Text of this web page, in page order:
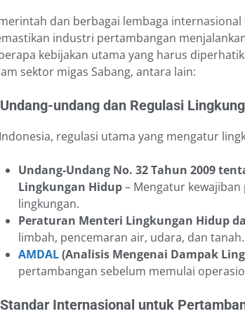
dan berbagai lembaga
industri pertambangan
kebijakan utama yang harus
sektor migas Sabang, antara lain:
undang dan Regulasi
regulasi utama yang mengatur
Undang-Undang No. 32 Tahun 2009
Lingkungan Hidup– Mengatur
lingkungan.
Peraturan Menteri Lingkungan Hidup
limbah, pencemaran air, udara, dan tanah.
AMDAL(Analisis Mengenai Dampak
pertambangan sebelum memulai
Internasional untuk